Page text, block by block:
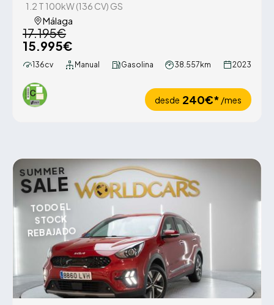
1.2 T 100kW (136 CV) GS
Málaga
17.195€
15.995€
136cv Manual Gasolina 38.557km 2023
desde 240€* /mes
SUMMER
SALE
TODO EL
STOCK
REBAJADO